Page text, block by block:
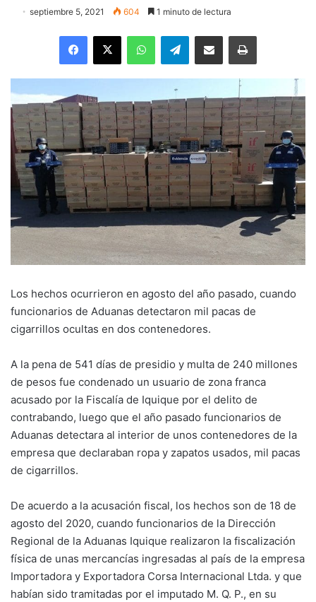
septiembre 5, 2021 604 1 minuto de lectura
Facebook
X WhatsAppTelegramEnviar vía email Imprimir
Los hechos ocurrieron en agosto del año pasado, cuando
funcionarios de Aduanas detectaron mil pacas de
cigarrillos ocultas en dos contenedores.
A la pena de 541 días de presidio y multa de 240 millones
de pesos fue condenado un usuario de zona franca
acusado por la Fiscalía de Iquique por el delito de
contrabando, luego que el año pasado funcionarios de
Aduanas detectara al interior de unos contenedores de la
empresa que declaraban ropa y zapatos usados, mil pacas
de cigarrillos.
De acuerdo a la acusación fiscal, los hechos son de 18 de
agosto del 2020, cuando funcionarios de la Dirección
Regional de la Aduanas Iquique realizaron la fiscalización
física de unas mercancías ingresadas al país de la empresa
Importadora y Exportadora Corsa Internacional Ltda. y que
habían sido tramitadas por el imputado M. Q. P., en su